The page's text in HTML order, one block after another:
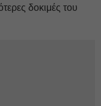
δοκιμές του